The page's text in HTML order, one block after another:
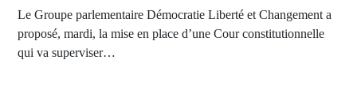
Le Groupe parlementaire Démocratie Liberté et Changement a
proposé, mardi, la mise en place d’une Cour constitutionnelle
qui va superviser…